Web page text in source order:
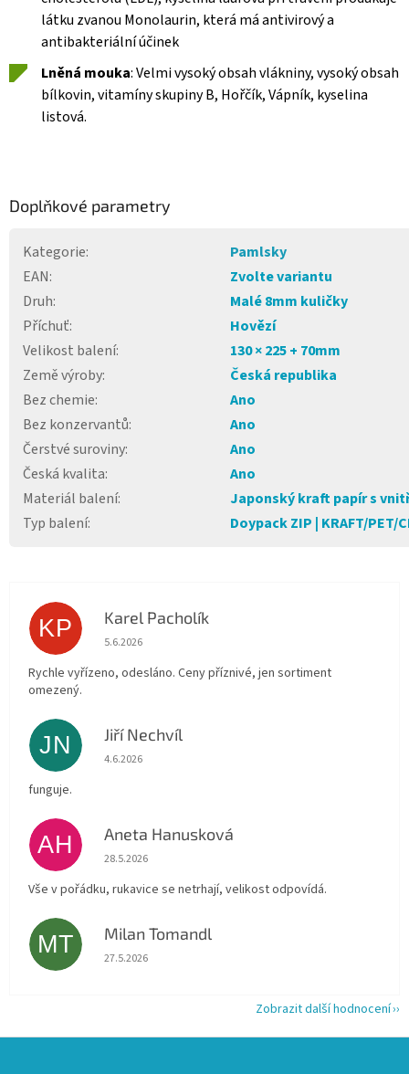
látku zvanou Monolaurin, která má antivirový a
antibakteriální účinek
Lněná mouka: Velmi vysoký obsah vlákniny, vysoký obsah
bílkovin, vitamíny skupiny B, Hořčík, Vápník, kyselina
listová.
Doplňkové parametry
Kategorie:
Pamlsky
EAN:
Zvolte variantu
Druh:
Malé 8mm kuličky
Příchuť:
Hovězí
Velikost balení:
130 × 225 + 70mm
Země výroby:
Česká republika
Bez chemie:
Ano
Bez konzervantů:
Ano
Čerstvé suroviny:
Ano
Česká kvalita:
Ano
Materiál balení:
Japonský kraft papír s
Typ balení: Doypack ZIP | KRAFT/PET/
KP Karel Pacholík
Hodnocení obchodu je 4 z 5 hvězdiček.
5.6.2026
Rychle vyřízeno, odesláno. Ceny příznivé, jen sortiment
omezený.
JN Jiří Nechvíl
Hodnocení obchodu je 5 z 5 hvězdiček.
4.6.2026
funguje.
AH Aneta Hanusková
Hodnocení obchodu je 5 z 5 hvězdiček.
28.5.2026
Vše v pořádku, rukavice se netrhají, velikost odpovídá.
MT Milan Tomandl
Hodnocení obchodu je 5 z 5 hvězdiček.
27.5.2026
Zobrazit další hodnocení